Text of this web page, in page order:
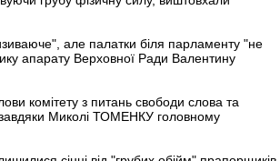
але палатки біля парламенту "не
апарату Верховної Ради Валентину
комітету з питань свободи слова та
Миколі ТОМЕНКУ головному